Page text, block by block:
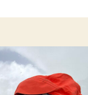
Rok
Nuly
milionů